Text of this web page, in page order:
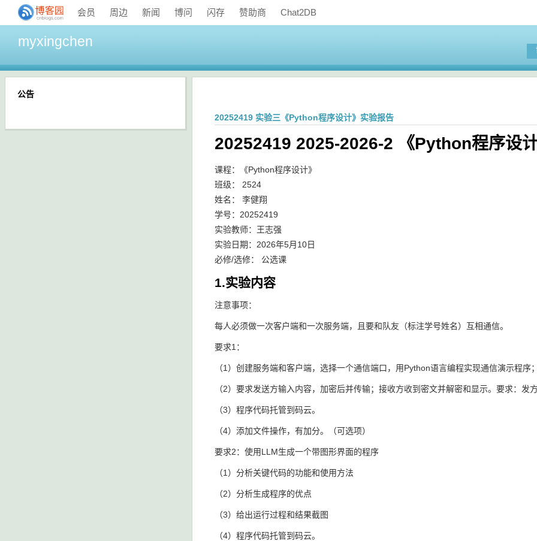
会员 周边 新闻 博问 闪存 赞助商 Chat2DB
myxingchen
20252419 实验三《Python程序设计》实验报告
20252419 2025-2026-2 《Python程序设
课程：《Python程序设计》
班级： 2524
姓名： 李健翔
学号：20252419
实验教师：王志强
实验日期：2026年5月10日
必修/选修： 公选课
1.实验内容
注意事项：
每人必须做一次客户端和一次服务端，且要和队友（标注学号姓名）互相通信。
要求1：
（1）创建服务端和客户端，选择一个通信端口，用Python语言编程实现通信演示程序；
（2）要求发送方输入内容，加密后并传输；接收方收到密文并解密和显示。要求：发
（3）程序代码托管到码云。
（4）添加文件操作，有加分。（可选项）
要求2：使用LLM生成一个带图形界面的程序
（1）分析关键代码的功能和使用方法
（2）分析生成程序的优点
（3）给出运行过程和结果截图
（4）程序代码托管到码云。
公告